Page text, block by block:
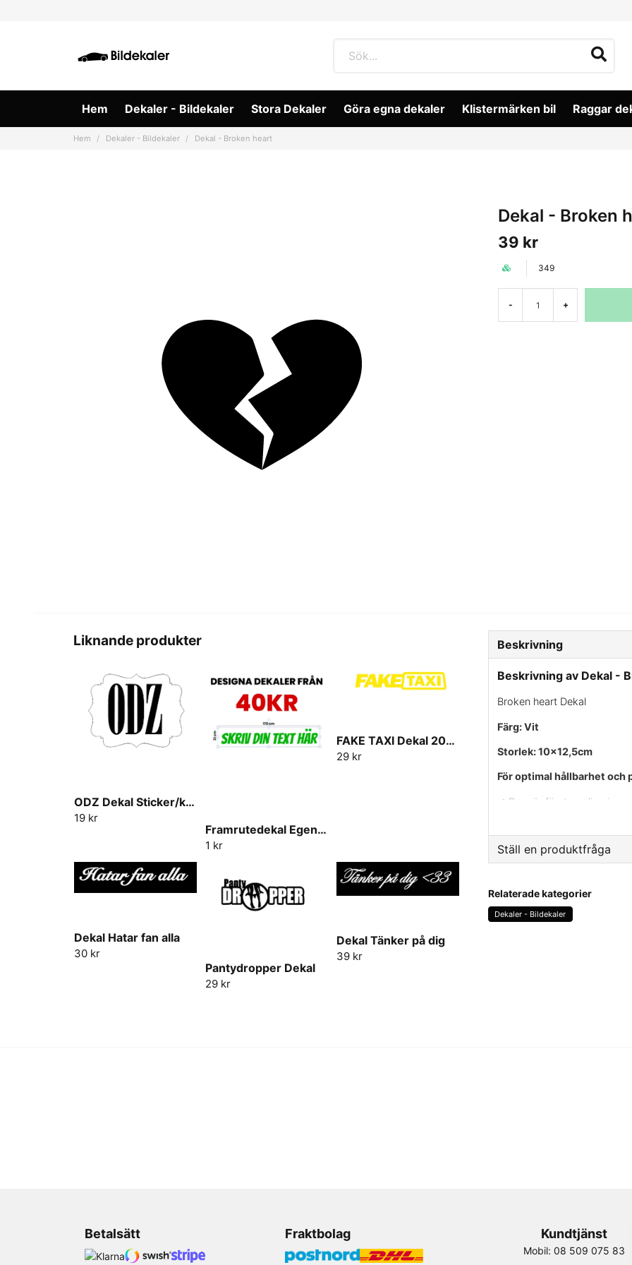
Hem Dekaler - Bildekaler Stora Dekaler Göra egna dekaler Klistermärken bil Raggar
Hem Dekaler - Bildekaler Dekal - Broken heart
Dekal - Broken
39 kr
349
- +
Liknande produkter
ODZ Dekal Sticker/klistermärke
19 kr
Framrutedekal Egen text
1 kr
FAKE TAXI Dekal 20cm-30cm
29 kr
Dekal Hatar fan alla
30 kr
Pantydropper Dekal
29 kr
Dekal Tänker på dig
39 kr
Beskrivning
Beskrivning av Dekal -
Broken heart Dekal
Färg: Vit
Storlek: 10x12,5cm
För optimal hållbarhet och
✔ Rengör först
✔ Använd värme på ytan
✔ Ta bort skyddspappret
✔ Placera dekalen på
och avlägsna sedan
vid behov för att säkerställa
Ställ en produktfråga
Fråga oss något om
Relaterade kategorier
Dekaler - Bildekaler
Betalsätt Fraktbolag Kundtjänst
Mobil: 08 509 075 83